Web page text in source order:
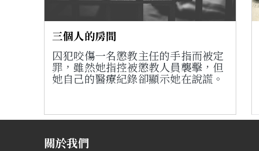
三個人的房間
囚犯咬傷一名懲教主任的手指而被定
罪，雖然她指控被懲教人員襲擊，但
她自己的醫療紀錄卻顯示她在說謊。
關於我們